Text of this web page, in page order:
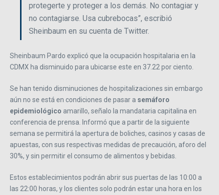
protegerte y proteger a los demás. No contagiar y
no contagiarse. Usa cubrebocas”, escribió
Sheinbaum en su cuenta de Twitter.
Sheinbaum Pardo explicó que la ocupación hospitalaria en la
CDMX ha disminuido para ubicarse este en 37.22 por ciento.
Se han tenido disminuciones de hospitalizaciones sin embargo
aún no se está en condiciones de pasar a semáforo
epidemiológico amarillo, señalo la mandataria capitalina en
conferencia de prensa. Informó que a partir de la siguiente
semana se permitirá la apertura de boliches, casinos y casas de
apuestas, con sus respectivas medidas de precaución, aforo del
30%, y sin permitir el consumo de alimentos y bebidas.
Estos establecimientos podrán abrir sus puertas de las 10:00 a
las 22:00 horas, y los clientes solo podrán estar una hora en los